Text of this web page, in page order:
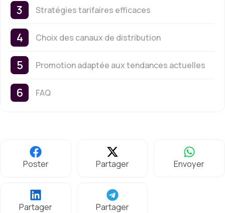
Stratégies tarifaires efficaces
Choix des canaux de distribution
Promotion adaptée aux tendances actuelles
FAQ
Poster Partager Envoyer
Partager Partager